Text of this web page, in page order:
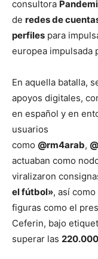
consultora
de redes de
perfiles para
europea impulsada
En aquella batalla,
apoyos digitales,
en español y en
usuarios
como @rm4arab,
actuaban como
viralizaron
el fútbol», así
figuras como el
Ceferin, bajo
superar las